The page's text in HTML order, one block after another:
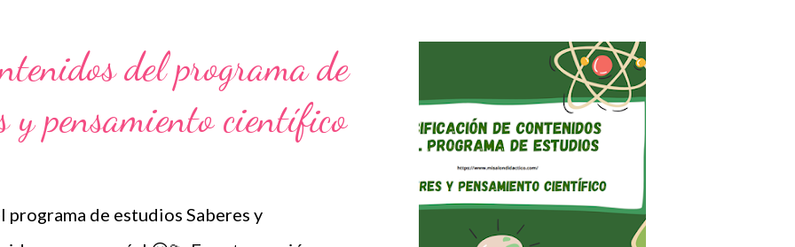
del programa de
y pensamiento científico
de estudios Saberes y